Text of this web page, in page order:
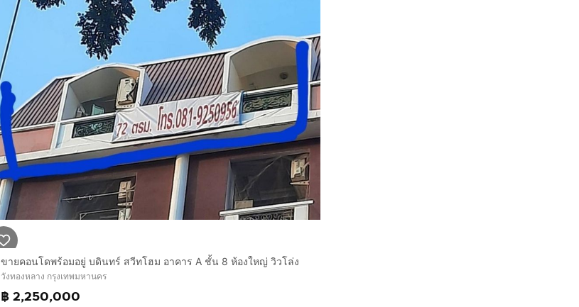
ขายคอนโดพร้อมอยู่ บดินทร์ สวีทโฮม อาคาร A ชั้น 8 ห้องใหญ่ วิวโล่ง
วังทองหลาง กรุงเทพมหานคร
฿ 2,250,000